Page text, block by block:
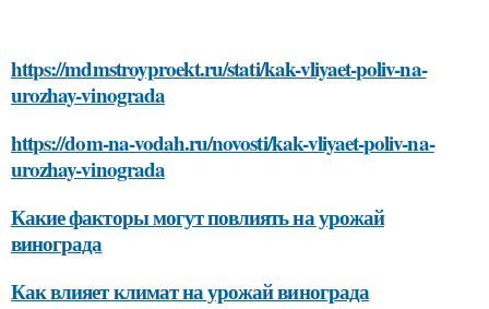
https://mdmstroyproekt.ru/stati/kak-vliyaet-poliv-na-
urozhay-vinograda
https://dom-na-vodah.ru/novosti/kak-vliyaet-poliv-na-
urozhay-vinograda
Какие факторы могут повлиять на урожай
винограда
Как влияет климат на урожай винограда